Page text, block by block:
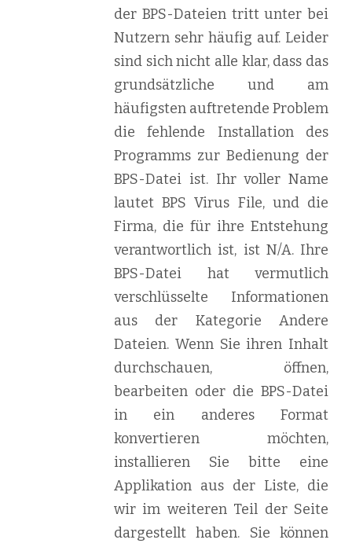
der BPS-Dateien tritt unter bei
Nutzern sehr häufig auf. Leider
sind sich nicht alle klar, dass das
grundsätzliche und am
häufigsten auftretende Problem
die fehlende Installation des
Programms zur Bedienung der
BPS-Datei ist. Ihr voller Name
lautet BPS Virus File, und die
Firma, die für ihre Entstehung
verantwortlich ist, ist N/A. Ihre
BPS-Datei hat vermutlich
verschlüsselte Informationen
aus der Kategorie Andere
Dateien. Wenn Sie ihren Inhalt
durchschauen, öffnen,
bearbeiten oder die BPS-Datei
in ein anderes Format
konvertieren möchten,
installieren Sie bitte eine
Applikation aus der Liste, die
wir im weiteren Teil der Seite
dargestellt haben. Sie können